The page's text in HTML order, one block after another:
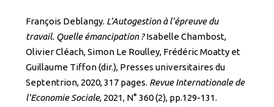
François Deblangy. L’Autogestion à l’épreuve du
travail. Quelle émancipation ?Isabelle Chambost,
Olivier Cléach, Simon Le Roulley, Frédéric Moatty et
Guillaume Tiffon (dir.), Presses universitaires du
Septentrion, 2020, 317 pages. Revue Internationale de
l'Economie Sociale, 2021, N° 360 (2), pp.129-131.